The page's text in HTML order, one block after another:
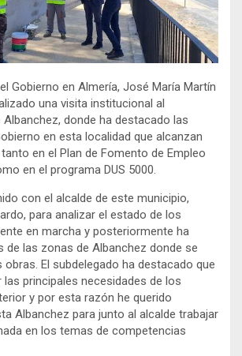
Gobierno en Almería, José María Martín
una visita institucional al
donde ha destacado las
en esta localidad que alcanzan
en el Plan de Fomento de Empleo
en el programa DUS 5000.
con el alcalde de este municipio,
para analizar el estado de los
en marcha y posteriormente ha
de las zonas de Albanchez donde se
El subdelegado ha destacado que
las principales necesidades de los
y por esta razón he querido
Albanchez para junto al alcalde trabajar
en los temas de competencias